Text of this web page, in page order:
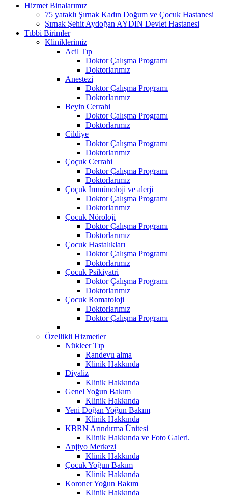
Hizmet Binalarımız
75 yataklı Şırnak Kadın Doğum ve Çocuk Hastanesi
Şırnak Şehit Aydoğan AYDIN Devlet Hastanesi
Tıbbi Birimler
Kliniklerimiz
Acil Tıp
Doktor Çalışma Programı
Doktorlarımız
Anestezi
Doktor Çalışma Programı
Doktorlarımız
Beyin Cerrahi
Doktor Çalışma Programı
Doktorlarımız
Cildiye
Doktor Çalışma Programı
Doktorlarımız
Çoçuk Cerrahi
Doktor Çalışma Programı
Doktorlarımız
Çoçuk İmmünoloji ve alerji
Doktor Çalışma Programı
Doktorlarımız
Çocuk Nöroloji
Doktor Çalışma Programı
Doktorlarımız
Çocuk Hastalıkları
Doktor Çalışma Programı
Doktorlarımız
Çocuk Psikiyatri
Doktor Çalışma Programı
Doktorlarımız
Çocuk Romatoloji
Doktorlarımız
Doktor Çalışma Programı
Özellikli Hizmetler
Nükleer Tıp
Randevu alma
Klinik Hakkında
Diyaliz
Klinik Hakkında
Genel Yoğun Bakım
Klinik Hakkında
Yeni Doğan Yoğun Bakım
Klinik Hakkında
KBRN Arındırma Ünitesi
Klinik Hakkında ve Foto Galeri.
Anjiyo Merkezi
Klinik Hakkında
Çocuk Yoğun Bakım
Klinik Hakkında
Koroner Yoğun Bakım
Klinik Hakkında